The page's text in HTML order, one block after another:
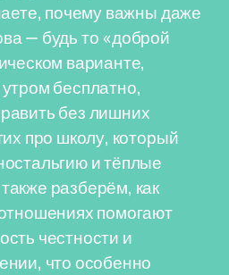
почему важны даже
— будь то «доброй
варианте,
бесплатно,
без лишних
про школу, который
и тёплые
разберём, как
помогают
честности и
что особенно